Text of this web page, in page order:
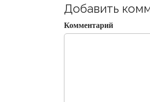
t
n
a
Добавить
Комментарий